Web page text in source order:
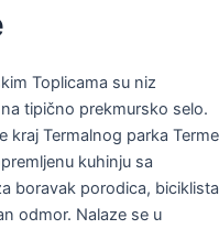
Toplicama su niz
tipično prekmursko selo.
kraj Termalnog parka Terme
kuhinju sa
boravak porodica, biciklista
odmor. Nalaze se u